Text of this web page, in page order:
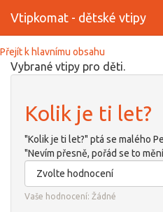
Přejít k hlavnímu obsahu
Vtipkomat - dětské vtipy
Vybrané vtipy pro děti.
Kolik je ti let?
"Kolik je ti let?" ptá se malého
"Nevím přesně, pořád se to
Vaše hodnocení: Žádné